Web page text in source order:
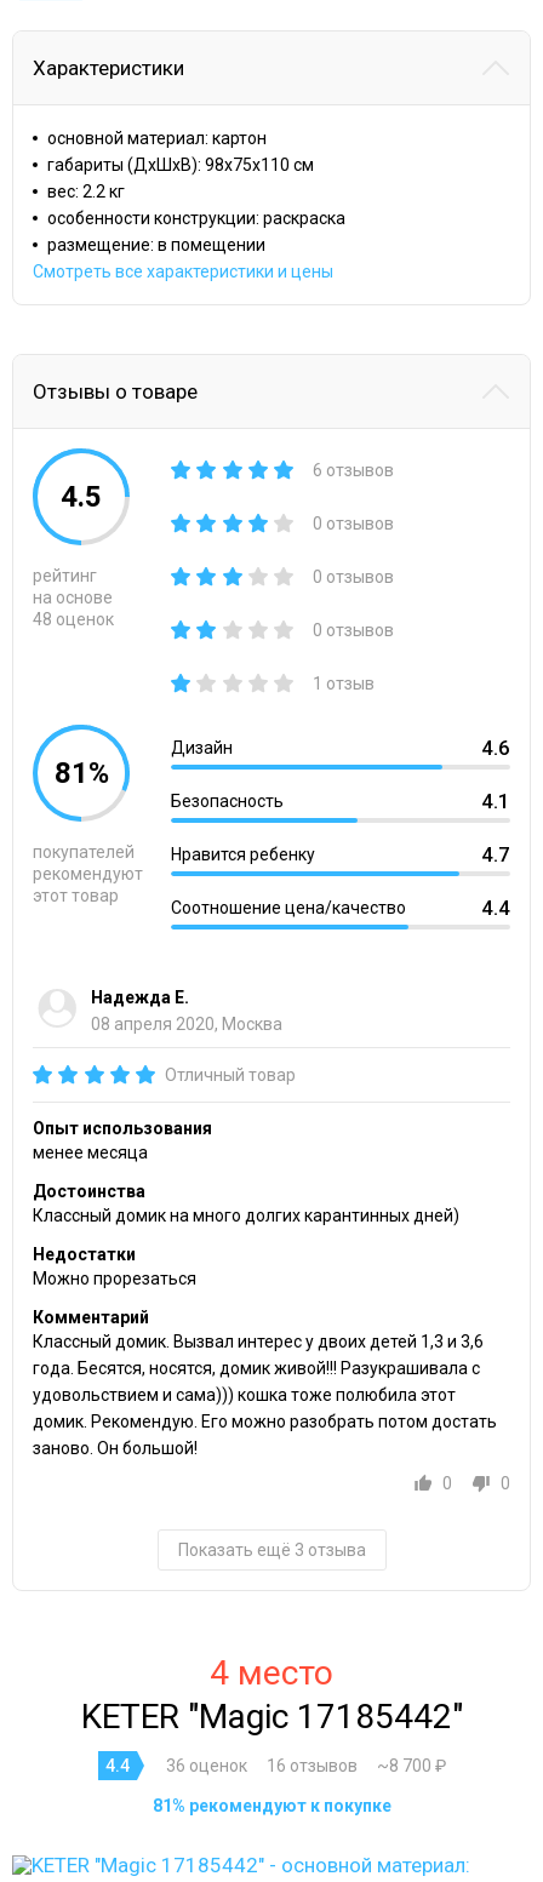
Характеристики
основной материал: картон
габариты (ДхШхВ): 98x75x110 cм
вес: 2.2 кг
особенности конструкции: раскраска
размещение: в помещении
Смотреть все характеристики и цены
Отзывы о товаре
4.5
рейтинг
на основе
48 оценок
6 отзывов
0 отзывов
0 отзывов
0 отзывов
1 отзыв
81%
покупателей
рекомендуют
этот товар
Дизайн 4.6
Безопасность 4.1
Нравится ребенку 4.7
Соотношение цена/качество 4.4
Надежда Е.
08 апреля 2020, Москва
Отличный товар
Опыт использования
менее месяца
Достоинства
Классный домик на много долгих карантинных дней)
Недостатки
Можно прорезаться
Комментарий
Классный домик. Вызвал интерес у двоих детей 1,3 и 3,6
года. Бесятся, носятся, домик живой!!! Разукрашивала с
удовольствием и сама))) кошка тоже полюбила этот
домик. Рекомендую. Его можно разобрать потом достать
заново. Он большой!
0
0
Показать ещё 3 отзыва
4 место
KETER "Magic 17185442"
4.4 36 оценок 16 отзывов ~8 700 ₽
81% рекомендуют к покупке